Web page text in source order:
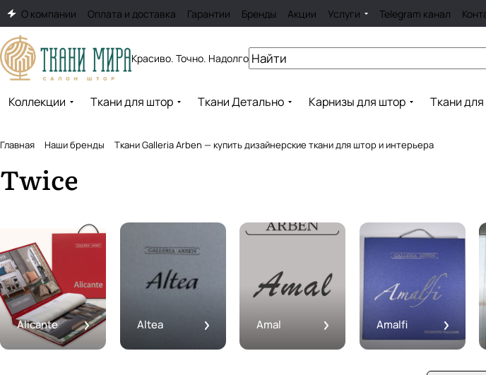
О компании Оплата и доставка Гарантии Бренды Акции Услуги Telegram канал
Красиво. Точно. Надолго
Коллекции Ткани для штор Ткани Детально Карнизы для штор Ткани для
Главная Наши бренды Ткани Galleria Arben — купить дизайнерские ткани для штор и интерьера
Twice
Alicante Altea Amal Amalfi